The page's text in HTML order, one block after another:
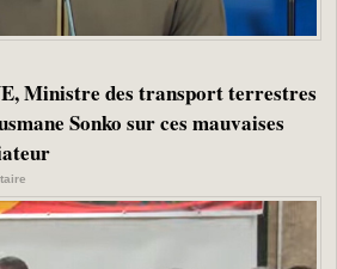
Ministre des transport terrestres
Sonko sur ces mauvaises